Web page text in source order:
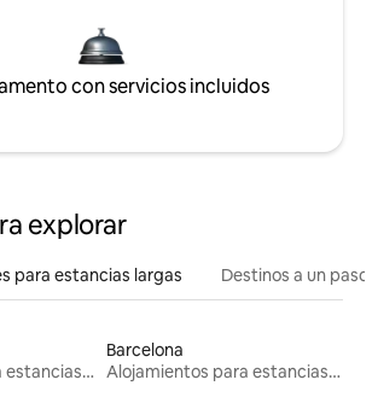
con servicios incluidos
explorar
para estancias largas Destinos a un
Alojamientos para estancias largas
Barcelona
Alojamientos para estancias largas